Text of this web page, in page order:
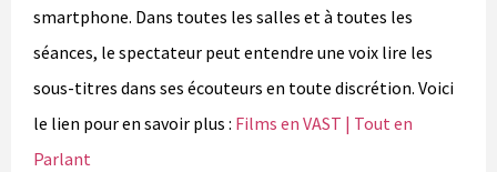
smartphone. Dans toutes les salles et à toutes les
séances, le spectateur peut entendre une voix lire les
sous-titres dans ses écouteurs en toute discrétion. Voici
le lien pour en savoir plus : Films en VAST | Tout en
Parlant